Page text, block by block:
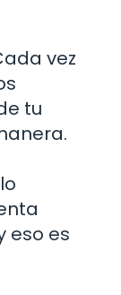
vez
tu
eso es